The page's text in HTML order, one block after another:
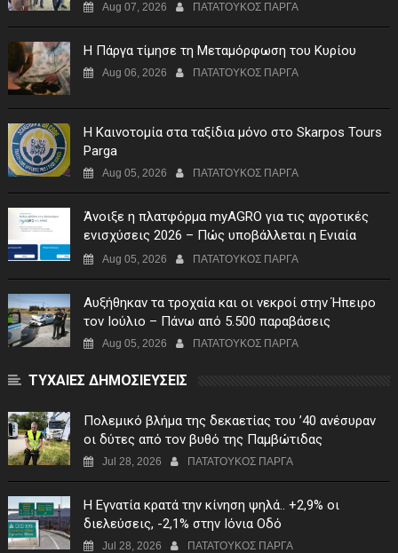
Aug 07, 2026 ΠΑΤΑΤΟΥΚΟΣ ΠΑΡΓΑ
Η Πάργα τίμησε τη Μεταμόρφωση του Κυρίου
Aug 06, 2026 ΠΑΤΑΤΟΥΚΟΣ ΠΑΡΓΑ
Η Καινοτομία στα ταξίδια μόνο στο Skarpos Tours
Parga
Aug 05, 2026 ΠΑΤΑΤΟΥΚΟΣ ΠΑΡΓΑ
Άνοιξε η πλατφόρμα myAGRO για τις αγροτικές
ενισχύσεις 2026 – Πώς υποβάλλεται η Ενιαία
Αίτηση Ενίσχυσης
Aug 05, 2026 ΠΑΤΑΤΟΥΚΟΣ ΠΑΡΓΑ
Αυξήθηκαν τα τροχαία και οι νεκροί στην Ήπειρο
τον Ιούλιο – Πάνω από 5.500 παραβάσεις
Aug 05, 2026 ΠΑΤΑΤΟΥΚΟΣ ΠΑΡΓΑ
ΤΥΧΑΙΕΣ ΔΗΜΟΣΙΕΥΣΕΙΣ
Πολεμικό βλήμα της δεκαετίας του ’40 ανέσυραν
οι δύτες από τον βυθό της Παμβώτιδας
Jul 28, 2026 ΠΑΤΑΤΟΥΚΟΣ ΠΑΡΓΑ
Η Εγνατία κρατά την κίνηση ψηλά.. +2,9% οι
διελεύσεις, -2,1% στην Ιόνια Οδό
Jul 28, 2026 ΠΑΤΑΤΟΥΚΟΣ ΠΑΡΓΑ